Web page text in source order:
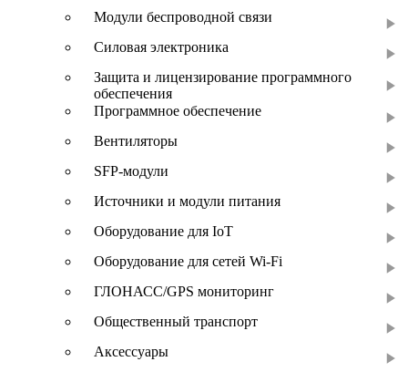
Модули беспроводной связи
Силовая электроника
Защита и лицензирование программного
обеспечения
Программное обеспечение
Вентиляторы
SFP-модули
Источники и модули питания
Оборудование для IoT
Оборудование для сетей Wi-Fi
ГЛОНАСС/GPS мониторинг
Общественный транспорт
Аксессуары